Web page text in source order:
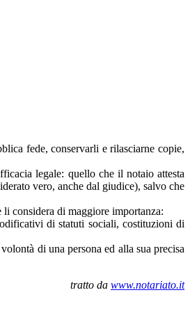
fede, conservarli e rilasciarne copie,
legale: quello che il notaio attesta
vero, anche dal giudice), salvo che
considera di maggiore importanza:
di statuti sociali, costituzioni di
di una persona ed alla sua precisa
tratto da www.notariato.it